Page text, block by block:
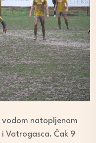
vodom natopljenom
i Vatrogasca. Čak 9